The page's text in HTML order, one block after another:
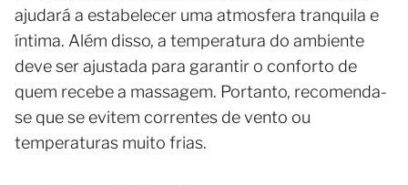
ajudará a estabelecer uma atmosfera tranquila e
íntima. Além disso, a temperatura do ambiente
deve ser ajustada para garantir o conforto de
quem recebe a massagem. Portanto, recomenda-
se que se evitem correntes de vento ou
temperaturas muito frias.